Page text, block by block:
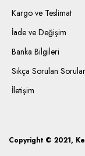
Kargo ve Teslimat
İade ve Değişim
Banka Bilgileri
Sıkça Sorulan Sorular
İletişim
Copyright © 2021,